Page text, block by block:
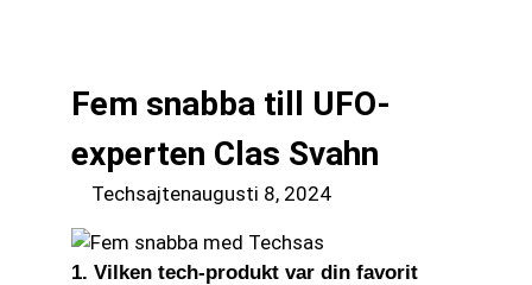
Fem snabba till UFO-
experten Clas Svahn
Techsajtenaugusti 8, 2024
1. Vilken tech-produkt var din favorit